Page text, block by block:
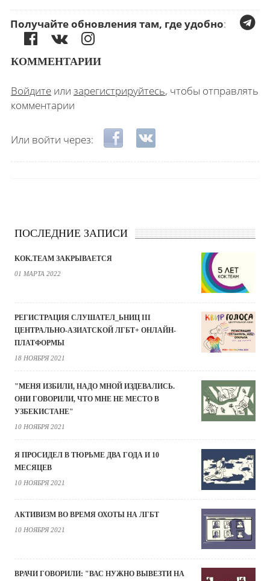
Получайте обновления там, где удобно:
КОММЕНТАРИИ
Войдите или зарегистрируйтесь, чтобы отправлять
комментарии
Или войти через: Login with Facebook
Login with ВКонтакте
ПОСЛЕДНИЕ ЗАПИСИ
KOK.TEAM ЗАКРЫВАЕТСЯ
01 МАРТА 2022
РЕГИСТРАЦИЯ СЛУШАТЕЛ_ЬНИЦ III
ЦЕНТРАЛЬНО-АЗИАТСКОЙ ЛГБТ+ ОНЛАЙН-
ПЛАТФОРМЫ
18 НОЯБРЯ 2021
"МЕНЯ ИЗБИЛИ, НАДО МНОЙ ИЗДЕВАЛИСЬ.
ОНИ ГОВОРИЛИ, ЧТО МНЕ НЕ МЕСТО В
УЗБЕКИСТАНЕ"
10 НОЯБРЯ 2021
Я ПРОСИДЕЛ В ТЮРЬМЕ ДВА ГОДА И 10
МЕСЯЦЕВ
10 НОЯБРЯ 2021
АКТИВИЗМ ВО ВРЕМЯ ОХОТЫ НА ЛГБТ
10 НОЯБРЯ 2021
ВРАЧИ ГОВОРИЛИ: "ВАС НУЖНО ВЫВЕЗТИ НА